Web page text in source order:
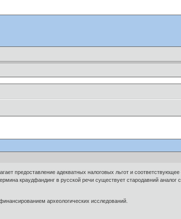
предоставление адекватных налоговых льгот и
краудфандинг в русской речи существует стародавний аналог
археологических исследований.